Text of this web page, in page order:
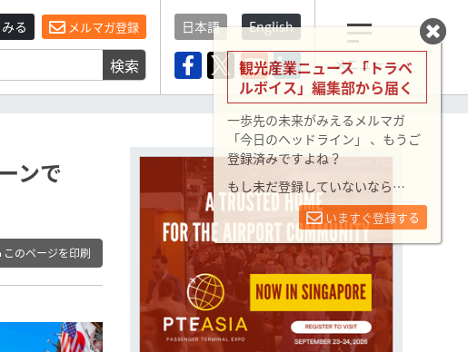
る メルマガ登録
検索
日本語 English
メニュー
ンで
このページを印刷
観光産業ニュース「トラベ
ルボイス」編集部から届く
一歩先の未来がみえるメルマガ
「今日のヘッドライン」 、もうご
登録済みですよね？
もし未だ登録していないなら…
いますぐ登録する